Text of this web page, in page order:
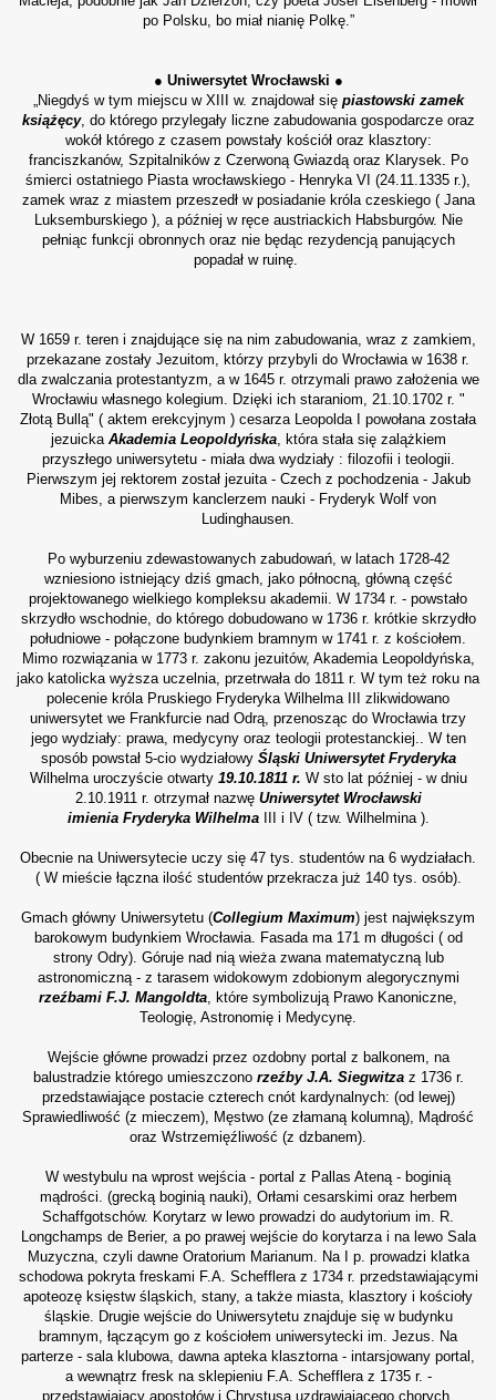
po Polsku, bo miał nianię Polkę.”
● Uniwersytet Wrocławski ●
„Niegdyś w tym miejscu w XIII w. znajdował się piastowski zamek
książęcy, do którego przylegały liczne zabudowania gospodarcze oraz
wokół którego z czasem powstały kościół oraz klasztory:
franciszkanów, Szpitalników z Czerwoną Gwiazdą oraz Klarysek. Po
śmierci ostatniego Piasta wrocławskiego - Henryka VI (24.11.1335 r.),
zamek wraz z miastem przeszedł w posiadanie króla czeskiego ( Jana
Luksemburskiego ), a później w ręce austriackich Habsburgów. Nie
pełniąc funkcji obronnych oraz nie będąc rezydencją panujących
popadał w ruinę.
W 1659 r. teren i znajdujące się na nim zabudowania, wraz z zamkiem,
przekazane zostały Jezuitom, którzy przybyli do Wrocławia w 1638 r.
dla zwalczania protestantyzm, a w 1645 r. otrzymali prawo założenia we
Wrocławiu własnego kolegium. Dzięki ich staraniom, 21.10.1702 r. "
Złotą Bullą" ( aktem erekcyjnym ) cesarza Leopolda I powołana została
jezuicka Akademia Leopoldyńska, która stała się zalążkiem
przyszłego uniwersytetu - miała dwa wydziały : filozofii i teologii.
Pierwszym jej rektorem został jezuita - Czech z pochodzenia - Jakub
Mibes, a pierwszym kanclerzem nauki - Fryderyk Wolf von
Ludinghausen.
Po wyburzeniu zdewastowanych zabudowań, w latach 1728-42
wzniesiono istniejący dziś gmach, jako północną, główną część
projektowanego wielkiego kompleksu akademii. W 1734 r. - powstało
skrzydło wschodnie, do którego dobudowano w 1736 r. krótkie skrzydło
południowe - połączone budynkiem bramnym w 1741 r. z kościołem.
Mimo rozwiązania w 1773 r. zakonu jezuitów, Akademia Leopoldyńska,
jako katolicka wyższa uczelnia, przetrwała do 1811 r. W tym też roku na
polecenie króla Pruskiego Fryderyka Wilhelma III zlikwidowano
uniwersytet we Frankfurcie nad Odrą, przenosząc do Wrocławia trzy
jego wydziały: prawa, medycyny oraz teologii protestanckiej.. W ten
sposób powstał 5-cio wydziałowy Śląski Uniwersytet Fryderyka
Wilhelma uroczyście otwarty 19.10.1811 r. W sto lat później - w dniu
2.10.1911 r. otrzymał nazwę Uniwersytet Wrocławski
imienia Fryderyka WilhelmaIII i IV ( tzw. Wilhelmina ).
Obecnie na Uniwersytecie uczy się 47 tys. studentów na 6 wydziałach.
( W mieście łączna ilość studentów przekracza już 140 tys. osób).
Gmach główny Uniwersytetu (Collegium Maximum) jest największym
barokowym budynkiem Wrocławia. Fasada ma 171 m długości ( od
strony Odry). Góruje nad nią wieża zwana matematyczną lub
astronomiczną - z tarasem widokowym zdobionym alegorycznymi
rzeźbami F.J. Mangoldta, które symbolizują Prawo Kanoniczne,
Teologię, Astronomię i Medycynę.
Wejście główne prowadzi przez ozdobny portal z balkonem, na
balustradzie którego umieszczono rzeźby J.A. Siegwitzaz 1736 r.
przedstawiające postacie czterech cnót kardynalnych: (od lewej)
Sprawiedliwość (z mieczem), Męstwo (ze złamaną kolumną), Mądrość
oraz Wstrzemięźliwość (z dzbanem).
W westybulu na wprost wejścia - portal z Pallas Ateną - boginią
mądrości. (grecką boginią nauki), Orłami cesarskimi oraz herbem
Schaffgotschów. Korytarz w lewo prowadzi do audytorium im. R.
Longchamps de Berier, a po prawej wejście do korytarza i na lewo Sala
Muzyczna, czyli dawne Oratorium Marianum. Na I p. prowadzi klatka
schodowa pokryta freskami F.A. Schefflera z 1734 r. przedstawiającymi
apoteozę księstw śląskich, stany, a także miasta, klasztory i kościoły
śląskie. Drugie wejście do Uniwersytetu znajduje się w budynku
bramnym, łączącym go z kościołem uniwersytecki im. Jezus. Na
parterze - sala klubowa, dawna apteka klasztorna - intarsjowany portal,
a wewnątrz fresk na sklepieniu F.A. Schefflera z 1735 r. -
przedstawiający apostołów i Chrystusa uzdrawiającego chorych.